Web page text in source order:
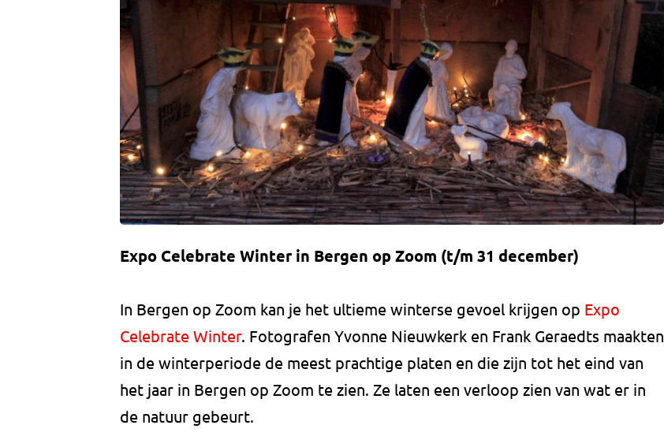
Expo Celebrate Winter in Bergen op Zoom (t/m 31 december)
In Bergen op Zoom kan je het ultieme winterse gevoel krijgen op Expo
Celebrate Winter. Fotografen Yvonne Nieuwkerk en Frank Geraedts maakten
in de winterperiode de meest prachtige platen en die zijn tot het eind van
het jaar in Bergen op Zoom te zien. Ze laten een verloop zien van wat er in
de natuur gebeurt.